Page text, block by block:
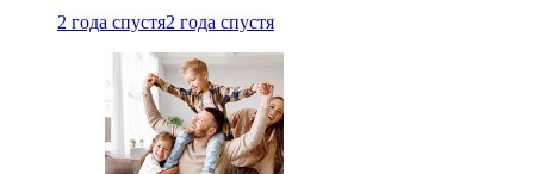
2 года спустя2 года спустя